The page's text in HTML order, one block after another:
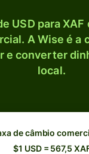
USD para XAF
A Wise é a
e converter
local.
de câmbio
$1 USD = 567,5